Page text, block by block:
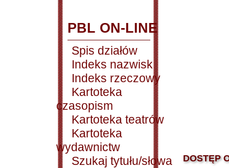
PBL ON-LINE
Spis działów
Indeks nazwisk
Indeks rzeczowy
Kartoteka
czasopism
Kartoteka teatrów
Kartoteka
wydawnictw
Szukaj tytułu/słowa
DOSTĘP